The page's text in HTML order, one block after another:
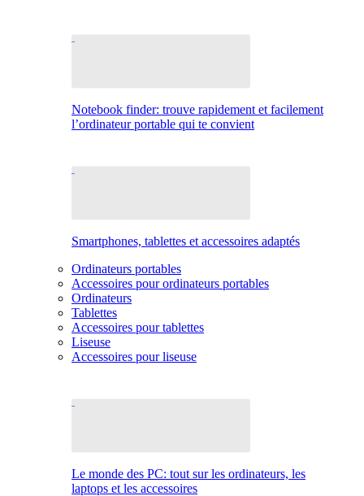
Notebook finder: trouve rapidement et facilement
l’ordinateur portable qui te convient
Smartphones, tablettes et accessoires adaptés
Ordinateurs portables
Accessoires pour ordinateurs portables
Ordinateurs
Tablettes
Accessoires pour tablettes
Liseuse
Accessoires pour liseuse
Le monde des PC: tout sur les ordinateurs, les
laptops et les accessoires